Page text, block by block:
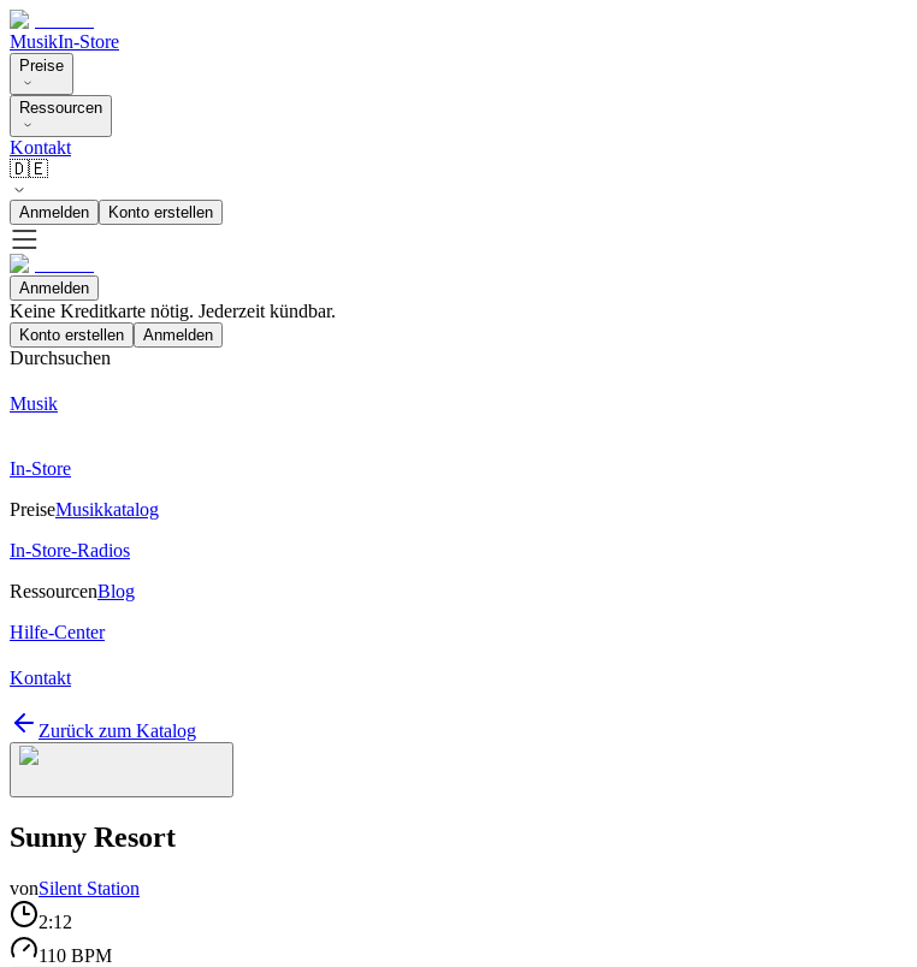
MusikIn-Store
Preise
Ressourcen
Kontakt
🇩🇪
Anmelden Konto erstellen
Anmelden
Keine Kreditkarte nötig. Jederzeit kündbar.
Konto erstellen Anmelden
Durchsuchen
Musik
In-Store
PreiseMusikkatalog
In-Store-Radios
RessourcenBlog
Hilfe-Center
Kontakt
Zurück zum Katalog
Sunny Resort
vonSilent Station
2:12
110 BPM